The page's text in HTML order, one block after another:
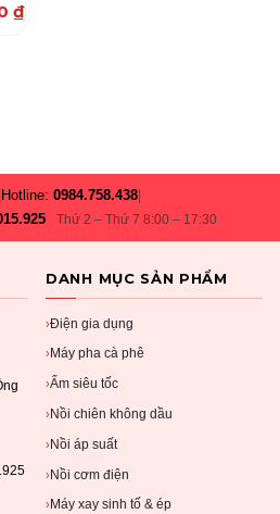
₫)
Hotline:0984.758.438|
Thứ 2 – Thứ 7 8:00 – 17:30
DANH MỤC SẢN PHẨM
›Điện gia dụng
› Máy pha cà phê
›Ấm siêu tốc
› Nồi chiên không dầu
›Nồi áp suất
›Nồi cơm điện
› Máy xay sinh tố & ép